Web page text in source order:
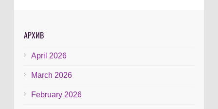
АРХИВ
April 2026
March 2026
February 2026